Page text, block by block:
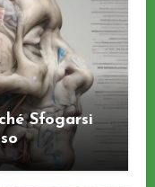
Sfogarsi